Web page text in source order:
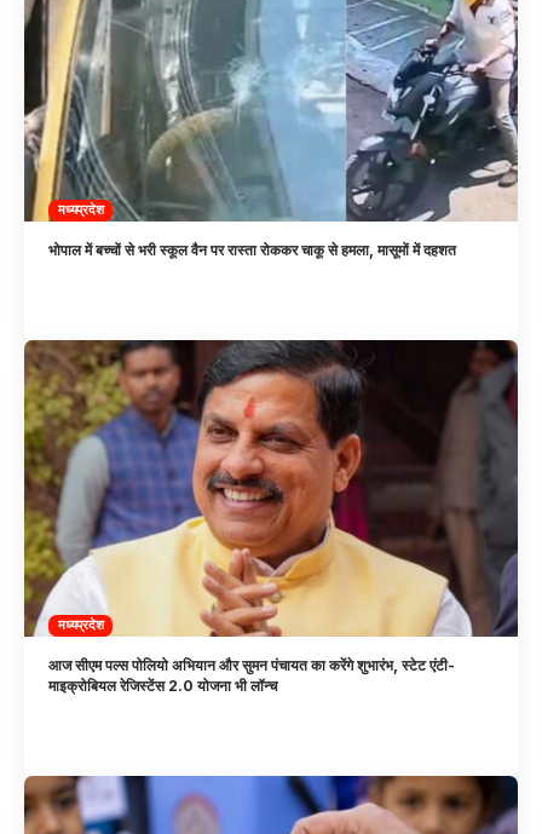
मध्यप्रदेश
भोपाल में बच्चों से भरी स्कूल वैन पर रास्ता रोककर चाकू से हमला, मासूमों में दहशत
मध्यप्रदेश
आज सीएम पल्स पोलियो अभियान और सुमन पंचायत का करेंगे शुभारंभ, स्टेट एंटी-
माइक्रोबियल रेजिस्टेंस 2.0 योजना भी लॉन्च